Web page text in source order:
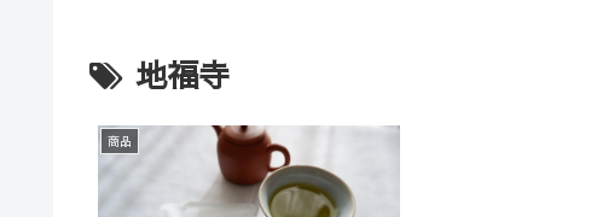
地福寺
商品